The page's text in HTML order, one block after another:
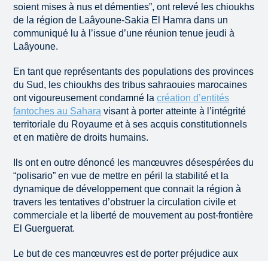
soient mises à nus et démenties”, ont relevé les chioukhs
de la région de Laâyoune-Sakia El Hamra dans un
communiqué lu à l’issue d’une réunion tenue jeudi à
Laâyoune.
En tant que représentants des populations des provinces
du Sud, les chioukhs des tribus sahraouies marocaines
ont vigoureusement condamné lacréation d’entités
fantoches au Sahara visant à porter atteinte à l’intégrité
territoriale du Royaume et à ses acquis constitutionnels
et en matière de droits humains.
Ils ont en outre dénoncé les manœuvres désespérées du
“polisario” en vue de mettre en péril la stabilité et la
dynamique de développement que connait la région à
travers les tentatives d’obstruer la circulation civile et
commerciale et la liberté de mouvement au post-frontière
El Guerguerat.
Le but de ces manœuvres est de porter préjudice aux